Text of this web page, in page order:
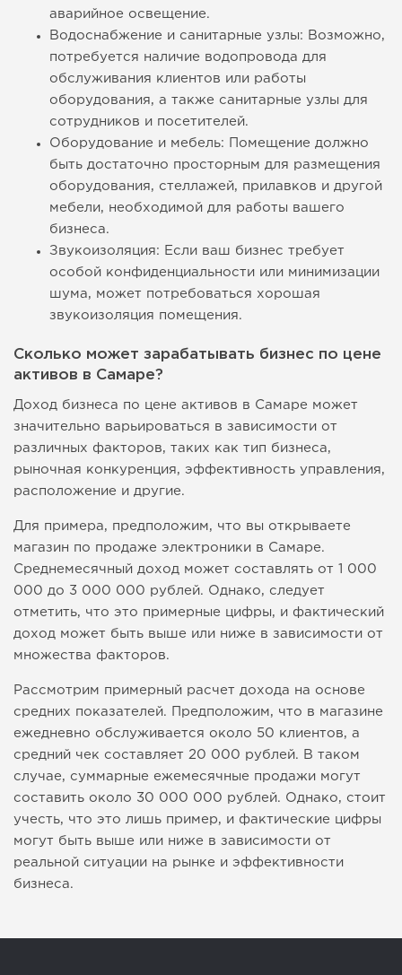
аварийное освещение.
Водоснабжение и санитарные узлы: Возможно,
потребуется наличие водопровода для
обслуживания клиентов или работы
оборудования, а также санитарные узлы для
сотрудников и посетителей.
Оборудование и мебель: Помещение должно
быть достаточно просторным для размещения
оборудования, стеллажей, прилавков и другой
мебели, необходимой для работы вашего
бизнеса.
Звукоизоляция: Если ваш бизнес требует
особой конфиденциальности или минимизации
шума, может потребоваться хорошая
звукоизоляция помещения.
Сколько может зарабатывать бизнес по цене
активов в Самаре?
Доход бизнеса по цене активов в Самаре может
значительно варьироваться в зависимости от
различных факторов, таких как тип бизнеса,
рыночная конкуренция, эффективность управления,
расположение и другие.
Для примера, предположим, что вы открываете
магазин по продаже электроники в Самаре.
Среднемесячный доход может составлять от 1 000
000 до 3 000 000 рублей. Однако, следует
отметить, что это примерные цифры, и фактический
доход может быть выше или ниже в зависимости от
множества факторов.
Рассмотрим примерный расчет дохода на основе
средних показателей. Предположим, что в магазине
ежедневно обслуживается около 50 клиентов, а
средний чек составляет 20 000 рублей. В таком
случае, суммарные ежемесячные продажи могут
составить около 30 000 000 рублей. Однако, стоит
учесть, что это лишь пример, и фактические цифры
могут быть выше или ниже в зависимости от
реальной ситуации на рынке и эффективности
бизнеса.